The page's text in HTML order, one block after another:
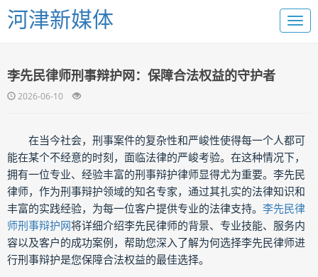
河津新媒体
李先民律师刑事辩护网：保障合法权益的守护者
2026-06-10
在当今社会，刑事案件的复杂性和严峻性使得每一个人都可
能在某个不经意的时刻，面临法律的严峻考验。在这种情况下，
拥有一位专业、经验丰富的刑事辩护律师显得尤为重要。李先民
律师，作为刑事辩护领域的知名专家，通过其扎实的法律知识和
丰富的实践经验，为每一位客户提供专业的法律支持。 李先民律
师刑事辩护网将详细介绍李先民律师的背景、专业技能、服务内
容以及客户的成功案例，帮助您深入了解为何选择李先民律师进
行刑事辩护是您保障合法权益的最佳选择。